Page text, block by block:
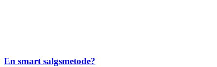
En smart salgsmetode?